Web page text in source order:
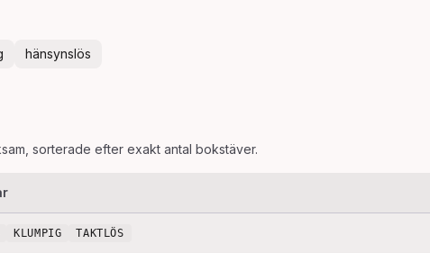
hänsynslös
, sorterade efter exakt antal bokstäver.
KLUMPIG TAKTLÖS